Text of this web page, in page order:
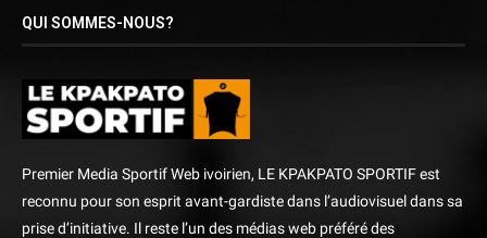
QUI SOMMES-NOUS?
Premier Media Sportif Web ivoirien, LE KPAKPATO SPORTIF est
reconnu pour son esprit avant-gardiste dans l’audiovisuel dans sa
prise d’initiative. Il reste l’un des médias web préféré des